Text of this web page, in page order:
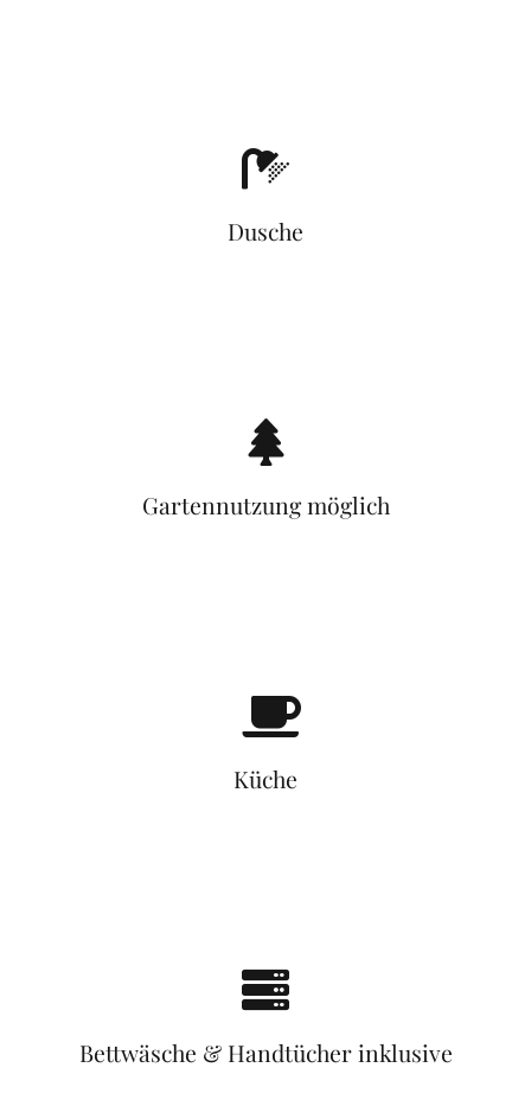
Dusche
Gartennutzung möglich
Küche
Bettwäsche & Handtücher inklusive